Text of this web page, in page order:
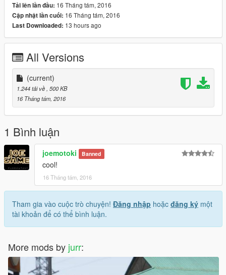
Enjoy!
Tải lên lần đầu: 16 Tháng tám, 2016
Cập nhật lần cuối: 16 Tháng tám, 2016
Last Downloaded: 13 hours ago
All Versions
(current)
1.244 tải về, 500 KB
16 Tháng tám, 2016
1 Bình luận
joemotoki Banned
cool!
16 Tháng tám, 2016
Tham gia vào cuộc trò chuyện! Đăng nhập hoặc đăng ký một
tài khoản để có thể bình luận.
More mods by jurr: